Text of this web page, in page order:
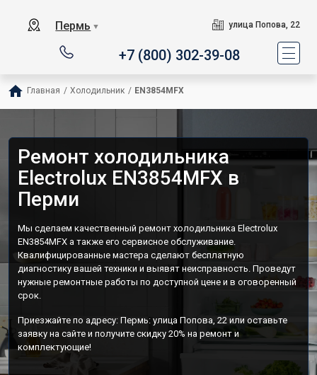
Пермь ▼ улица Попова, 22
+7 (800) 302-39-08
Главная / Холодильник / EN3854MFX
Ремонт холодильника
Electrolux EN3854MFX в
Перми
Мы сделаем качественный ремонт холодильника Electrolux
EN3854MFX а также его сервисное обслуживание.
Квалифицированные мастера сделают бесплатную
диагностику вашей техники и выявят неисправность. Проведут
нужные ремонтные работы по доступной цене и в оговоренный
срок.
Приезжайте по адресу: Пермь: улица Попова, 22 или оставьте
заявку на сайте и получите скидку 20% на ремонт и
комплектующие!